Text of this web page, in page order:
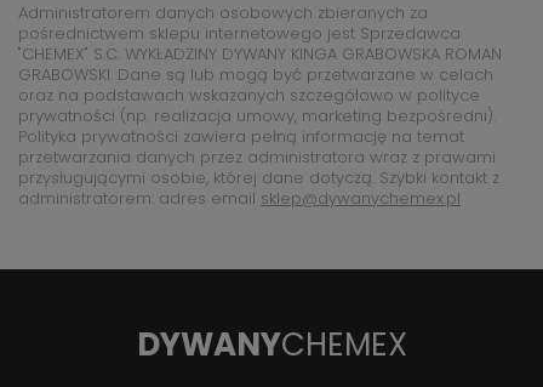
Administratorem danych osobowych zbieranych za
pośrednictwem sklepu internetowego jest Sprzedawca
"CHEMEX" S.C. WYKŁADZINY DYWANY KINGA GRABOWSKA ROMAN
GRABOWSKI. Dane są lub mogą być przetwarzane w celach
oraz na podstawach wskazanych szczegółowo w polityce
prywatności (np. realizacja umowy, marketing bezpośredni).
Polityka prywatności zawiera pełną informację na temat
przetwarzania danych przez administratora wraz z prawami
przysługującymi osobie, której dane dotyczą. Szybki kontakt z
administratorem: adres email sklep@dywanychemex.pl
DYWANYCHEMEX